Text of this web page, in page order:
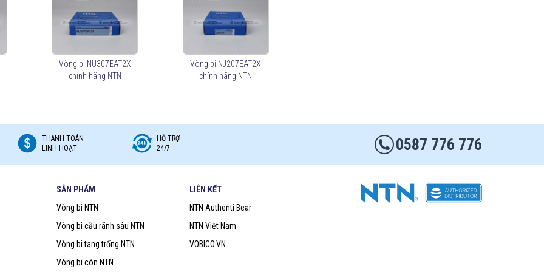
Bearings): Giảm ma sát, tăng tốc độ quay và tuổi thọ.
công nghiệp:
máy xúc).
lựa chọn mua đúng vòng bi NTN chính hãng Bạn nên lựa chọnĐại lý uỷ
( vongbiNTN.com ) là
Đại lý uỷ quyền vòng bi NTN chính hãng tại
vòng bi NTN phù hợp với ứng dụng của mình.
Vòng bi NU307EAT2X
chính hãng NTN
Vòng bi NJ207EAT2X
chính hãng NTN
THANH TOÁN
LINH HOẠT
HỖ TRỢ
24/7
0587 776 776
SẢN PHẨM
Vòng bi NTN
Vòng bi cầu rãnh sâu NTN
Vòng bi tang trống NTN
Vòng bi côn NTN
LIÊN KẾT
NTN Authenti Bear
NTN Việt Nam
VOBICO.VN